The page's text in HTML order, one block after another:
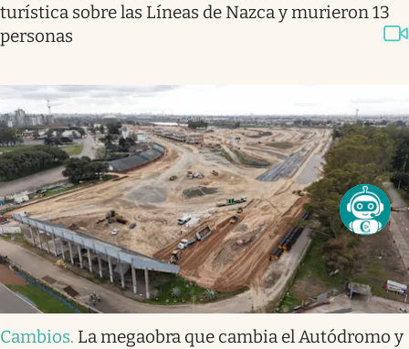
turística sobre las Líneas de Nazca y murieron 13
personas
Cambios. La megaobra que cambia el Autódromo y